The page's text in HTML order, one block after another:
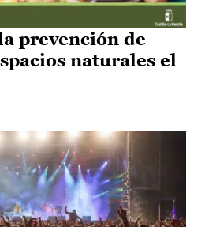
prevención de
naturales el